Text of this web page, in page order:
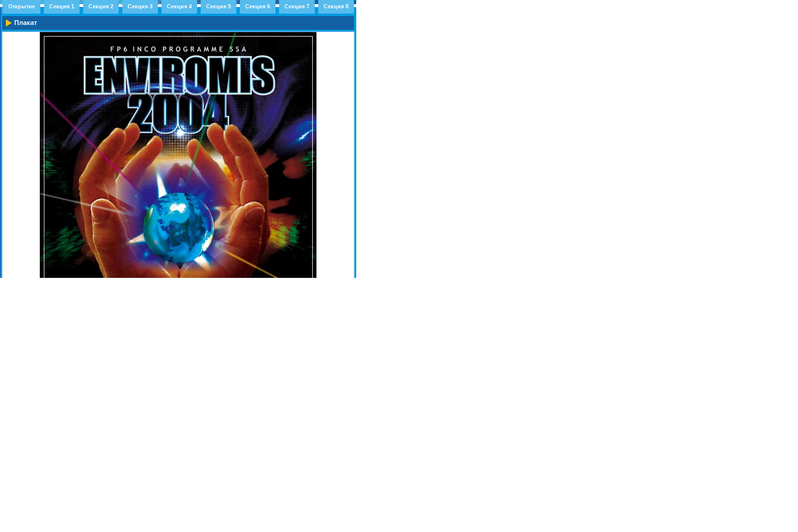
Открытие Секция 1 Секция 2 Секция 3 Секция 4 Секция 5 Секция 6 Секция 7 Секция 8
Плакат